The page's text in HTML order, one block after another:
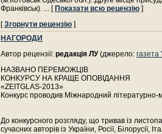
Франківськ). ... [ Показати всю рецензію ]
[Згорнути рецензію ]
НАГОРОДИ
Автор рецензії: редакція ЛУ(джерело:
НАЗВАНО ПЕРЕМОЖЦІВ
КОНКУРСУ НА КРАЩЕ ОПОВІДАННЯ
«ZEITGLAS-2013»
Конкурс проводив Міжнародний
До конкурсного розгляду, що тривав із
сучасних авторів із України, Росії, Білорусії,